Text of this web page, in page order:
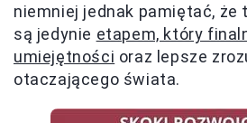
niemniej jednak pamiętać, że
są jedynie etapem, który
umiejętności oraz lepsze
otaczającego świata.